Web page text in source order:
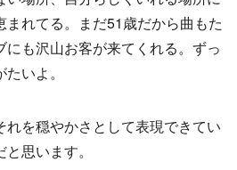
れてる。まだ51歳だから曲もた
にも沢山お客が来てくれる。ずっ
いよ。
を穏やかさとして表現できてい
思います。